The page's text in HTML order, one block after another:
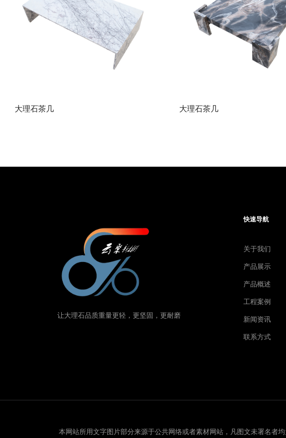
大理石茶几 大理石茶几
让大理石品质重量更轻，更坚固，更耐磨
快速导航
关于我们
产品展示
产品概述
工程案例
新闻资讯
联系方式
本网站所用文字图片部分来源于公共网络或者素材网站，凡图文未署名者